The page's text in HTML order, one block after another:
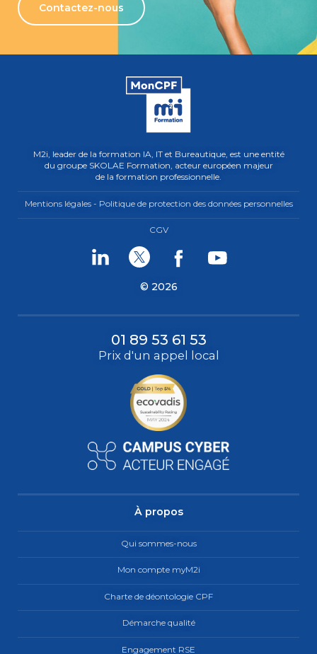
Contactez-nous
M2i, leader de la formation IA, IT et Bureautique, est une entité
du groupe SKOLAE Formation, acteur européen majeur
de la formation professionnelle.
Mentions légales - Politique de protection des données personnelles
CGV
Facebook Youtube
© 2026
01 89 53 61 53
Prix d'un appel local
À propos
Qui sommes-nous
Mon compte myM2i
Charte de déontologie CPF
Démarche qualité
Engagement RSE